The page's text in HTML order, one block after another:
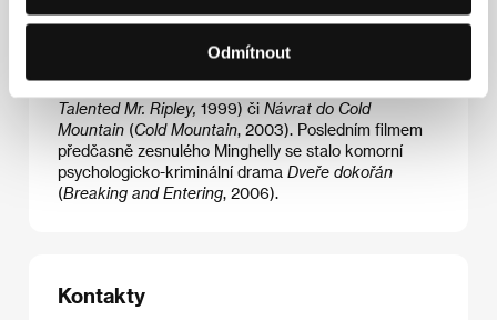
Odmítnout
(Truly, Madly, Deeply), ale skutečně se prosadil až
elegantním melodramatemAnglický pacient
i jeho další snímky –Talentovaný pan Ripley(The
Talented Mr. Ripley, 1999) či Návrat do Cold
Mountain (Cold Mountain, 2003). Posledním filmem
předčasně zesnulého Minghelly se stalo komorní
psychologicko-kriminální drama Dveře dokořán
(Breaking and Entering, 2006).
Kontakty